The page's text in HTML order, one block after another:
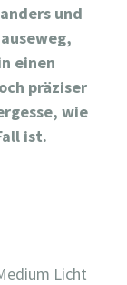
und
einen
präziser
wie
ist.
Licht